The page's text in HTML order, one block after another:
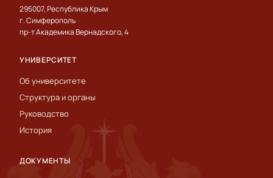
295007, Республика Крым
г. Симферополь
пр-т Академика Вернадского, 4
УНИВЕРСИТЕТ
Об университете
Структура и органы
Руководство
История
ДОКУМЕНТЫ